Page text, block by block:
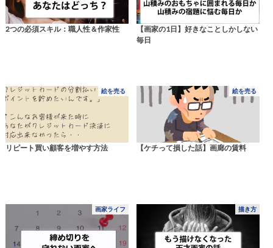
2つの必須スキル：職人性＆作家性
【画家の1日】好きなことしかしない
毎日
絵を売る
リピート買い顧客を増やす方法
絵を売る
【ケチって損した話】画廊の賃料
画家ライフ 描き方